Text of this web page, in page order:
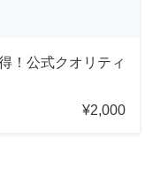
！公式クオリティ
¥2,000